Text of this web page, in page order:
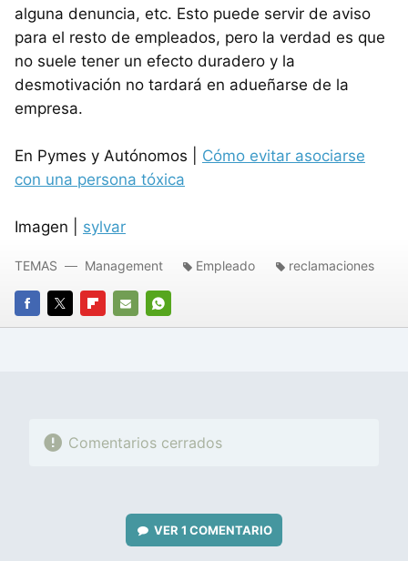
alguna denuncia, etc. Esto puede servir de aviso
para el resto de empleados, pero la verdad es que
no suele tener un efecto duradero y la
desmotivación no tardará en adueñarse de la
empresa.
En Pymes y Autónomos | Cómo evitar asociarse
con una persona tóxica
Imagen | sylvar
FACEBOOK
TWITTERFLIPBOARD
E-
WHATSAPP
TEMAS Management Empleado reclamaciones
Comentarios cerrados
VER 1 COMENTARIO